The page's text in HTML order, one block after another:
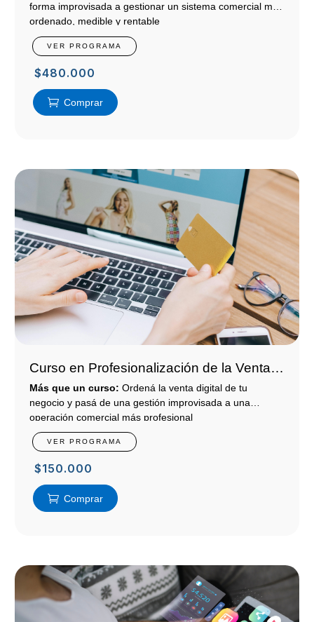
forma improvisada a gestionar un sistema comercial más
ordenado, medible y rentable
VER PROGRAMA
$480.000
Comprar
Curso en Profesionalización de la Venta
Digital
Más que un curso: Ordená la venta digital de tu
negocio y pasá de una gestión improvisada a una
operación comercial más profesional
VER PROGRAMA
$150.000
Comprar